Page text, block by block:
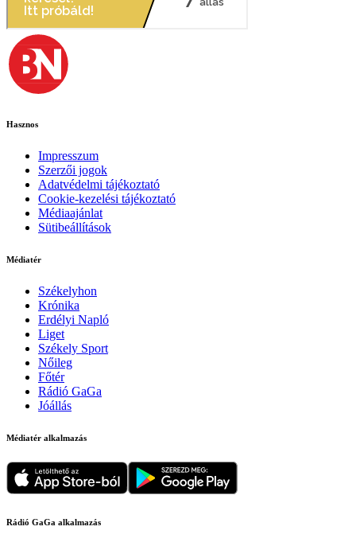
Hasznos
Impresszum
Szerzői jogok
Adatvédelmi tájékoztató
Cookie-kezelési tájékoztató
Médiaajánlat
Sütibeállítások
Médiatér
Székelyhon
Krónika
Erdélyi Napló
Liget
Székely Sport
Nőileg
Főtér
Rádió GaGa
Jóállás
Médiatér alkalmazás
Rádió GaGa alkalmazás